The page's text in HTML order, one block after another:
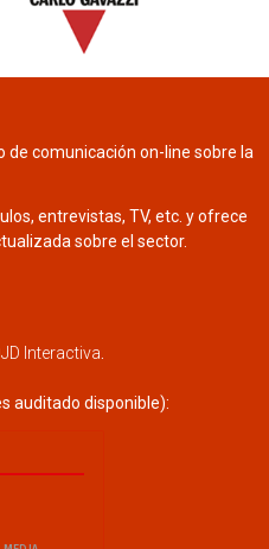
de comunicación on-line sobre la
entrevistas, TV, etc. y ofrece
sobre el sector.
Interactiva
auditado disponible):